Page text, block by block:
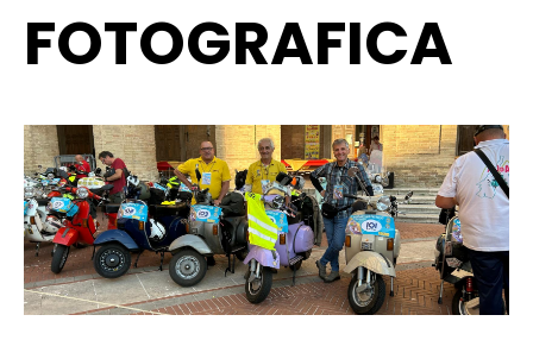
FOTOGRAFICA